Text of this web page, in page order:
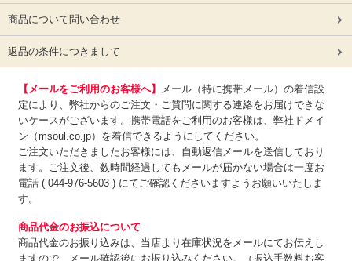
商品について問い合わせ
返品の条件につきまして
【メールをご利用のお客様へ】
メール（特に携帯メール）の着信設
定により、弊社からのご注文・ご質問に関する連絡をお届けできな
いケースがございます。携帯電話をご利用のお客様は、弊社ドメイ
ン（msoul.co.jp）を着信できるようにしてください。
ご注文いただきましたお客様には、自動返信メールを送信しており
ます。ご注文後、数時間経過してもメールが届かない場合は一度お
電話 ( 044-976-5603 ) にてご確認くださいますようお願いいたしま
す。
商品代金のお振込について
商品代金のお振り込みは、 当店より在庫状況をメールにてお伝えし
ますので、メール確認後にお振り込みください。（振込手数料お客